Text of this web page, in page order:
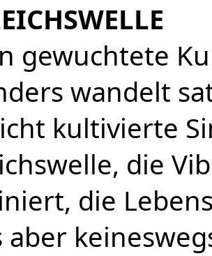
gewuchtete
wandelt
kultivierte
die
die
aber